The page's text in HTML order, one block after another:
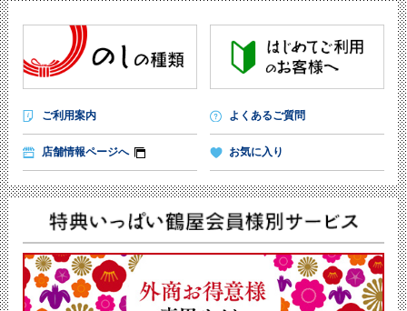
ご利用案内 よくあるご質問
店舗情報ページへ お気に入り